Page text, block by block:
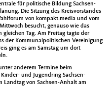
für politische Bildung Sachsen-
Die Sitzung des Kreisvorstandes
von kompakt.media und vom
besucht, genauso wie das
Tag. Am Freitag tagte der
der Kommunalpolitischen Vereinigung
ging es am Samstag um dort
anderem Termine beim
und Jugendring Sachsen-
Landtag von Sachsen-Anhalt am